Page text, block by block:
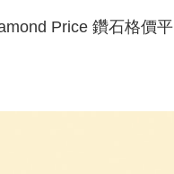
Price 鑽石格價平